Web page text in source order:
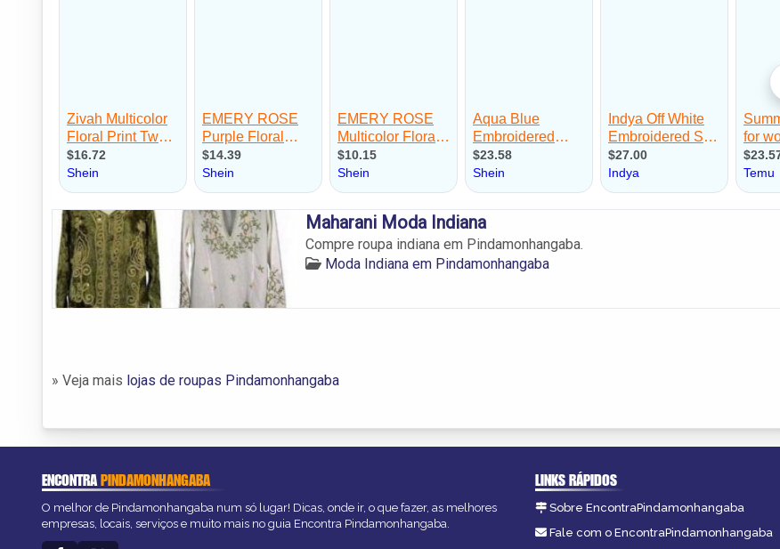
Maharani Moda Indiana
Compre roupa indiana em Pindamonhangaba.
Moda Indiana em Pindamonhangaba
» Veja mais lojas de roupas Pindamonhangaba
ENCONTRAPINDAMONHANGABA
O melhor de Pindamonhangaba num só lugar! Dicas, onde ir, o que fazer, as melhores
empresas, locais, serviços e muito mais no guia Encontra Pindamonhangaba.
LINKS RÁPIDOS
Sobre EncontraPindamonhangaba
Fale com o EncontraPindamonhangaba